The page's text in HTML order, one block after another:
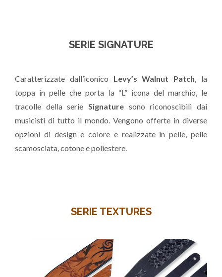
SERIE SIGNATURE
Caratterizzate dall’iconico Levy’s Walnut Patch , la
toppa in pelle che porta la “L” icona del marchio, le
tracolle della serie Signature sono riconoscibili dai
musicisti di tutto il mondo. Vengono offerte in diverse
opzioni di design e colore e realizzate in pelle, pelle
scamosciata, cotone e poliestere.
SERIE TEXTURES